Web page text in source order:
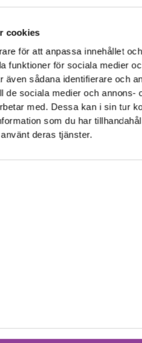
cookies
för att anpassa innehållet
funktioner för sociala medier
även sådana identifierare och
de sociala medier och annons-
med. Dessa kan i sin tur
som du har
deras tjänster.
P10 Plus
byts hela
från